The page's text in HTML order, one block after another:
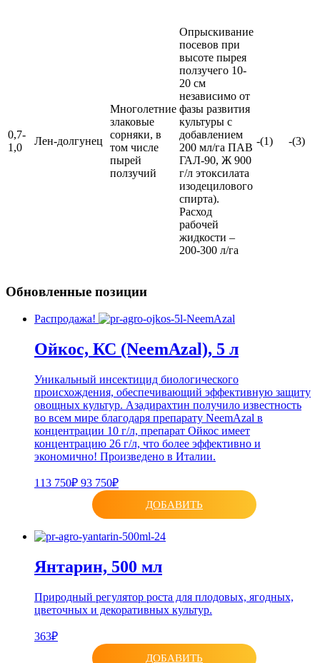
0,7-
1,0
Лен-долгунец
Многолетние
злаковые
сорняки, в
том числе
пырей
ползучий
Опрыскивание
посевов при
высоте пырея
ползучего 10-
20 см
независимо от
фазы развития
культуры с
добавлением
200 мл/га ПАВ
ГАЛ-90, Ж 900
г/л этоксилата
изодецилового
спирта).
Расход
рабочей
жидкости –
200-300 л/га
-(1) -(3)
Обновленные позиции
Распродажа!
Ойкос, КС (NeemAzal), 5 л
Уникальный инсектицид биологического
происхождения, обеспечивающий эффективную защиту
овощных культур. Азадирахтин получило известность
во всем мире благодаря препарату NeemAzal в
концентрации 10 г/л, препарат Ойкос имеет
концентрацию 26 г/л, что более эффективно и
экономично! Произведено в Италии.
113 750₽ 93 750₽
ДОБАВИТЬ
Янтарин, 500 мл
Природный регулятор роста для плодовых, ягодных,
цветочных и декоративных культур.
363₽
ДОБАВИТЬ